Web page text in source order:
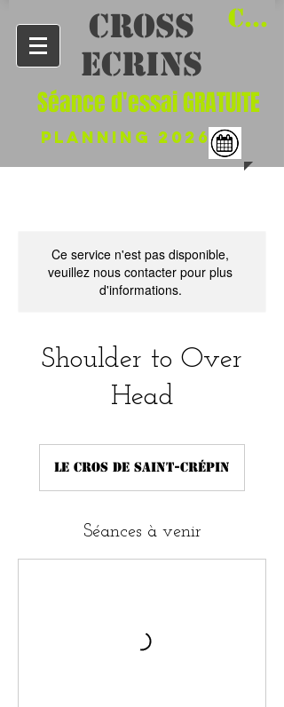
​CROSS
Ecrins
Séance d'essai GRATUITE
PLANNing 2026
Ce service n'est pas disponible,
veuillez nous contacter pour plus
d'informations.
Shoulder to Over
Head
Le Cros de Saint-Crépin
Séances à venir